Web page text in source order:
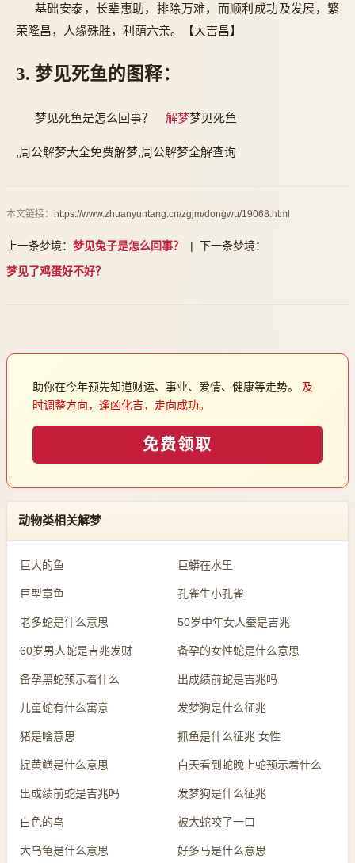
基础安泰，长辈惠助，排除万难，而顺利成功及发展，繁
荣隆昌，人缘殊胜，利荫六亲。【大吉昌】
3. 梦见死鱼的图释：
梦见死鱼是怎么回事？ 解梦梦见死鱼
,周公解梦大全免费解梦,周公解梦全解查询
本文链接： https://www.zhuanyuntang.cn/zgjm/dongwu/19068.html
上一条梦境： 梦见兔子是怎么回事？
| 下一条梦境：
梦见了鸡蛋好不好？
助你在今年预先知道财运、事业、爱情、健康等走势。 及
时调整方向，逢凶化吉，走向成功。
免费领取
动物类相关解梦
巨大的鱼 巨蟒在水里
巨型章鱼 孔雀生小孔雀
老多蛇是什么意思 50岁中年女人蚕是吉兆
60岁男人蛇是吉兆发财 备孕的女性蛇是什么意思
备孕黑蛇预示着什么 出成绩前蛇是吉兆吗
儿童蛇有什么寓意 发梦狗是什么征兆
猪是啥意思 抓鱼是什么征兆 女性
捉黄鳝是什么意思 白天看到蛇晚上蛇预示着什么
出成绩前蛇是吉兆吗 发梦狗是什么征兆
白色的鸟 被大蛇咬了一口
大乌龟是什么意思 好多马是什么意思